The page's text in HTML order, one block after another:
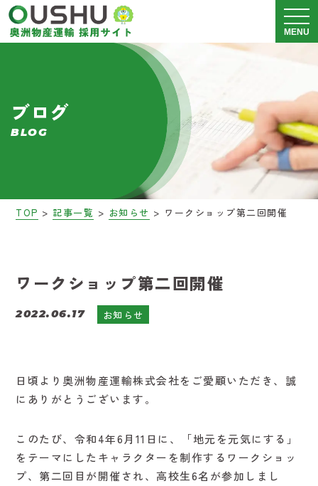
メニ
MENU
運送事業 採用情報
ブログ
BLOG
TOP > 記事一覧 > お知らせ > ワークショップ第二回開催
ワークショップ第二回開催
2022.06.17 お知らせ
日頃より奥洲物産運輸株式会社をご愛顧いただき、誠
にありがとうございます。
このたび、令和4年6月11日に、「地元を元気にする」
をテーマにしたキャラクターを制作するワークショッ
プ、第二回目が開催され、高校生6名が参加しまし